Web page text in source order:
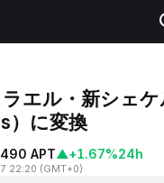
エル・新シェケ
）に変換
APT▲+1.67%24h
22:20 (GMT+0)